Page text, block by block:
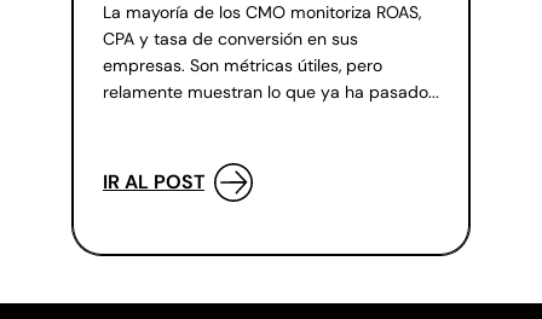
La mayoría de los CMO monitoriza ROAS,
CPA y tasa de conversión en sus
empresas. Son métricas útiles, pero
relamente muestran lo que ya ha pasado...
IR AL POST